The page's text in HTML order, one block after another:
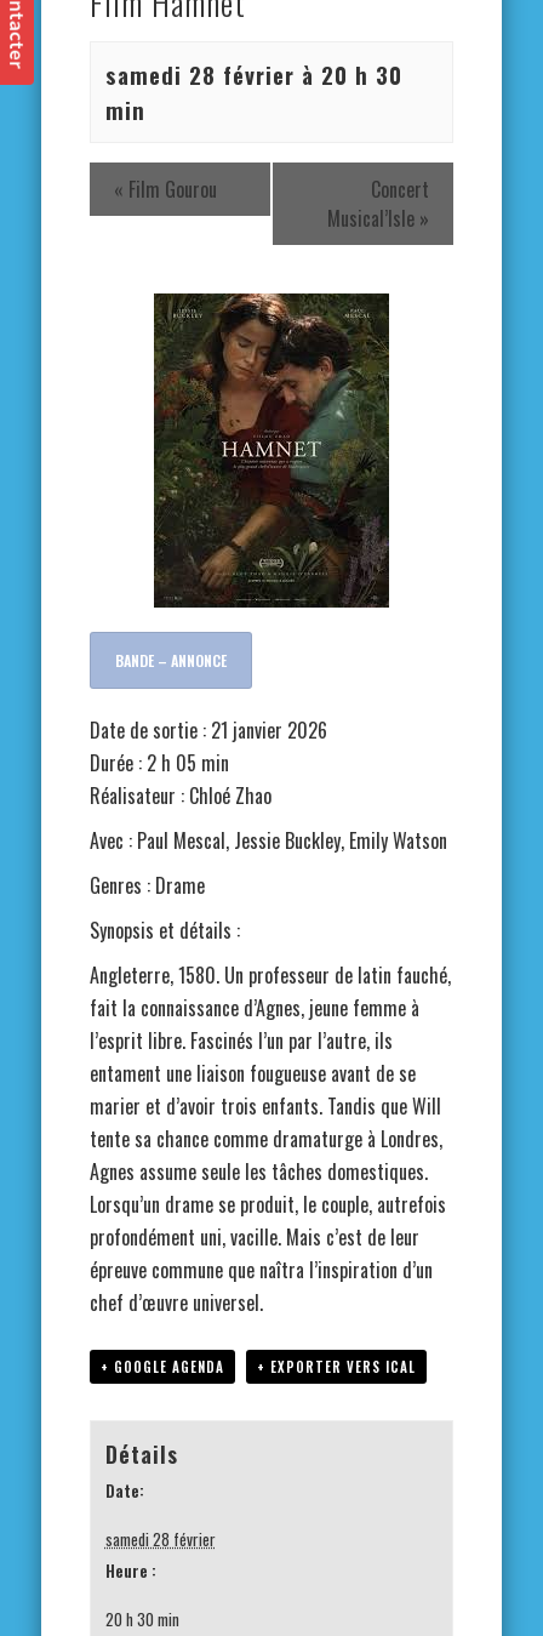
samedi 28 février à 20 h 30
min
« Film Gourou
Concert
Musical’Isle »
BANDE – ANNONCE
Date de sortie : 21 janvier 2026
Durée : 2 h 05 min
Réalisateur : Chloé Zhao
Avec : Paul Mescal, Jessie Buckley, Emily Watson
Genres : Drame
Synopsis et détails :
Angleterre, 1580. Un professeur de latin fauché,
fait la connaissance d’Agnes, jeune femme à
l’esprit libre. Fascinés l’un par l’autre, ils
entament une liaison fougueuse avant de se
marier et d’avoir trois enfants. Tandis que Will
tente sa chance comme dramaturge à Londres,
Agnes assume seule les tâches domestiques.
Lorsqu’un drame se produit, le couple, autrefois
profondément uni, vacille. Mais c’est de leur
épreuve commune que naîtra l’inspiration d’un
chef d’œuvre universel.
+ GOOGLE AGENDA + EXPORTER VERS ICAL
Détails
Date:
samedi 28 février
Heure :
20 h 30 min